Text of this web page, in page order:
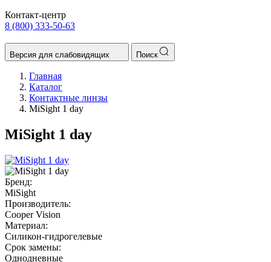
Контакт-центр
8 (800) 333-50-63
Версия для слабовидящих Поиск
Главная
Каталог
Контактные линзы
MiSight 1 day
MiSight 1 day
Бренд:
MiSight
Производитель:
Cooper Vision
Материал:
Силикон-гидрогелевые
Срок замены:
Однодневные